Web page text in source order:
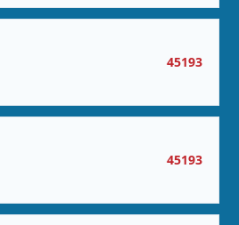
45193
45193